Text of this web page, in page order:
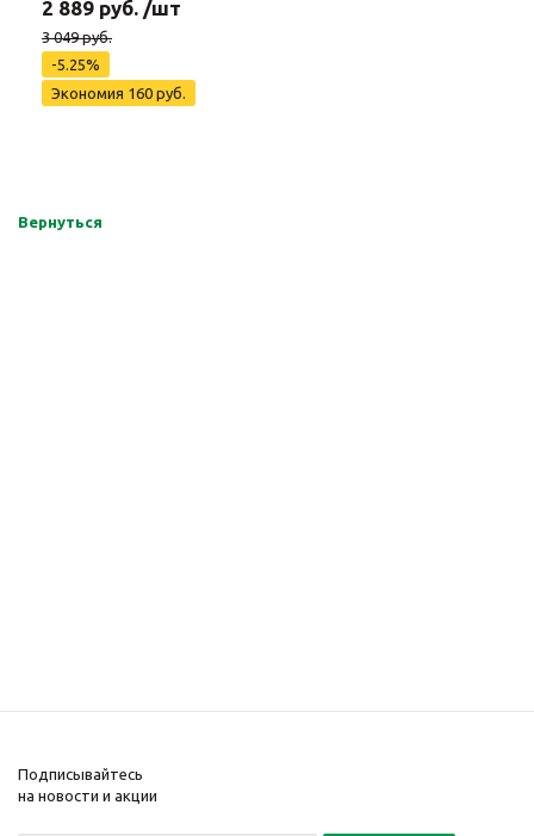
2 889 руб. /шт
3 049 руб.
-5.25%
Экономия 160 руб.
Вернуться
Подписывайтесь
на новости и акции